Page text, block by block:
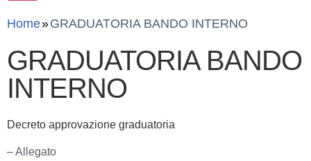
Home GRADUATORIA BANDO INTERNO
GRADUATORIA BANDO
INTERNO
Decreto approvazione graduatoria
– Allegato